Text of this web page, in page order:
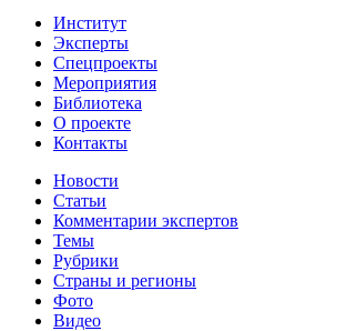
Институт
Эксперты
Спецпроекты
Мероприятия
Библиотека
О проекте
Контакты
Новости
Статьи
Комментарии экспертов
Темы
Рубрики
Страны и регионы
Фото
Видео